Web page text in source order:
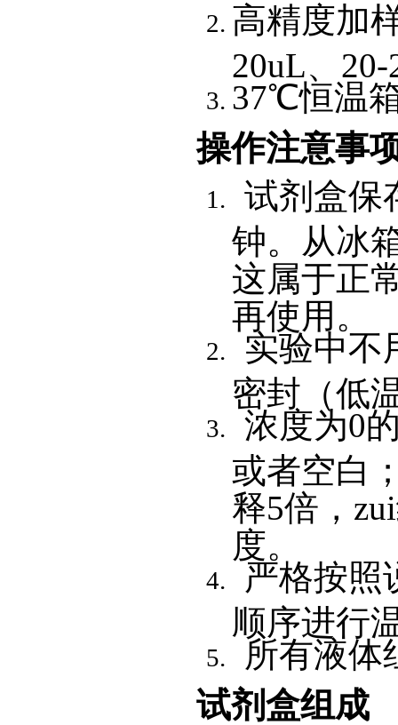
高精度加
20uL、20-
37℃恒温
操作注意事
试剂盒保
钟。从冰
这属于正
再使用。
实验中不
密封（低
浓度为0
或者空白
释5倍，
度。
严格按照
顺序进行
所有液体
试剂盒组成